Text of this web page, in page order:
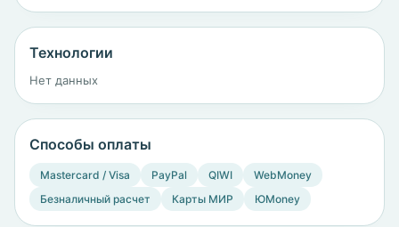
Технологии
Нет данных
Способы оплаты
Mastercard / Visa PayPal QIWI
WebMoney
Безналичный расчет
Карты МИР ЮMoney